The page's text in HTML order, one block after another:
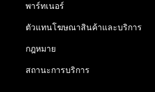
พาร์ทเนอร์
ตัวแทนโฆษณาสินค้าและบริการ
กฎหมาย
สถานะการบริการ